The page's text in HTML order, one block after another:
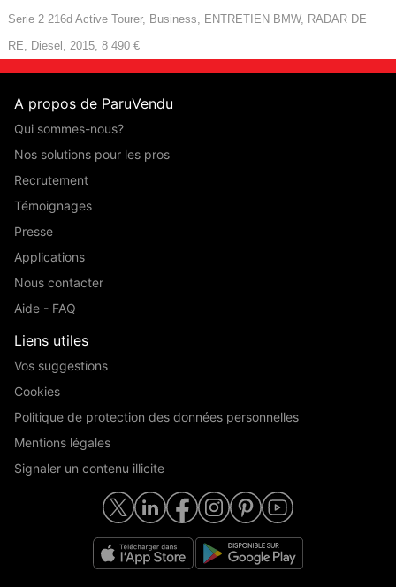
Serie 2 216d Active Tourer, Business, ENTRETIEN BMW, RADAR DE
RE, Diesel, 2015, 8 490 €
A propos de ParuVendu
Qui sommes-nous?
Nos solutions pour les pros
Recrutement
Témoignages
Presse
Applications
Nous contacter
Aide - FAQ
Liens utiles
Vos suggestions
Cookies
Politique de protection des données personnelles
Mentions légales
Signaler un contenu illicite